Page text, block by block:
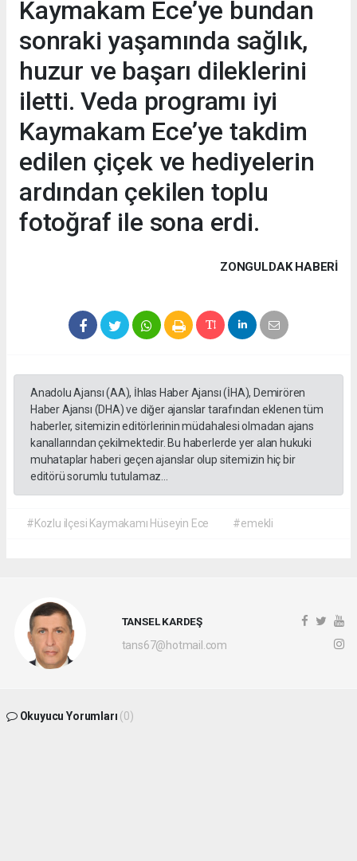
Kaymakam Ece’ye bundan
sonraki yaşamında sağlık,
huzur ve başarı dileklerini
iletti. Veda programı iyi
Kaymakam Ece’ye takdim
edilen çiçek ve hediyelerin
ardından çekilen toplu
fotoğraf ile sona erdi.
ZONGULDAK HABERİ
Anadolu Ajansı (AA), İhlas Haber Ajansı (İHA), Demirören
Haber Ajansı (DHA) ve diğer ajanslar tarafından eklenen tüm
haberler, sitemizin editörlerinin müdahalesi olmadan ajans
kanallarından çekilmektedir. Bu haberlerde yer alan hukuki
muhataplar haberi geçen ajanslar olup sitemizin hiç bir
editörü sorumlu tutulamaz...
#Kozlu ilçesi Kaymakamı Hüseyin Ece #emekli
TANSEL KARDEŞ
tans67@hotmail.com
Okuyucu Yorumları (0)